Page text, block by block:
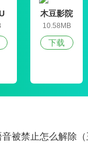
英语，同时还支持下载
木豆影院
10.58MB
下载
被禁止怎么解除